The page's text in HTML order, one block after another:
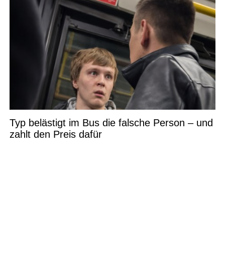
Typ belästigt im Bus die falsche Person – und
zahlt den Preis dafür